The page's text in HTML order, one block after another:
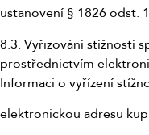
ustanovení § 1826 odst.
8.3. Vyřizování stížností
prostřednictvím
Informaci o vyřízení
elektronickou adresu